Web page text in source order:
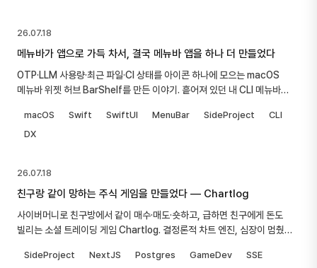
26.07.18
메뉴바가 앱으로 가득 차서, 결국 메뉴바 앱을 하나 더 만들었다
OTP·LLM 사용량·최근 파일·CI 상태를 아이콘 하나에 모으는 macOS
메뉴바 위젯 허브 BarShelf를 만든 이야기. 흩어져 있던 내 CLI 메뉴바
macOS Swift SwiftUI MenuBar SideProject
CLI
DX
26.07.18
친구랑 같이 망하는 주식 게임을 만들었다 — Chartlog
사이버머니로 친구방에서 같이 매수·매도·숏하고, 급하면 친구에게 돈도
빌리는 소셜 트레이딩 게임 Chartlog. 결정론적 차트 엔진, 심장이 멈췄던
SideProject NextJS Postgres GameDev
SSE